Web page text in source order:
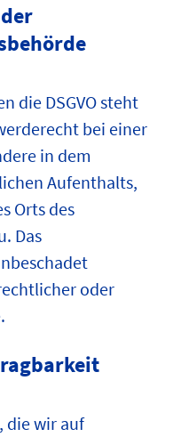
die DSGVO steht
bei einer
in dem
Aufenthalts,
Orts des
Das
oder
die wir auf